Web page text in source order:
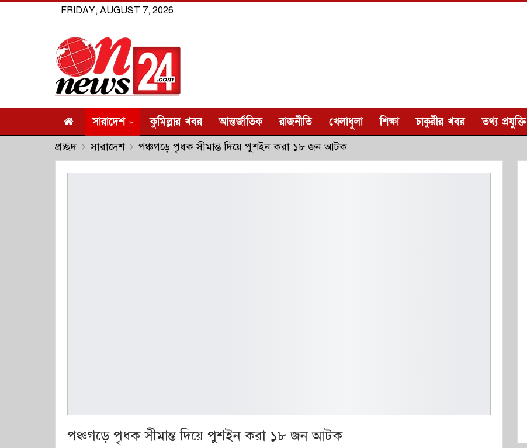
FRIDAY, AUGUST 7, 2026
সারাদেশ কুমিল্লার খবর আন্তর্জাতিক রাজনীতি খেলাধুলা শিক্ষা চাকুরীর খবর তথ্য প্রযুক্তি
প্রচ্ছদ সারাদেশ পঞ্চগড়ে পৃধক সীমান্ত দিয়ে পুশইন করা ১৮ জন আটক
পঞ্চগড়ে পৃধক সীমান্ত দিয়ে পুশইন করা ১৮ জন আটক